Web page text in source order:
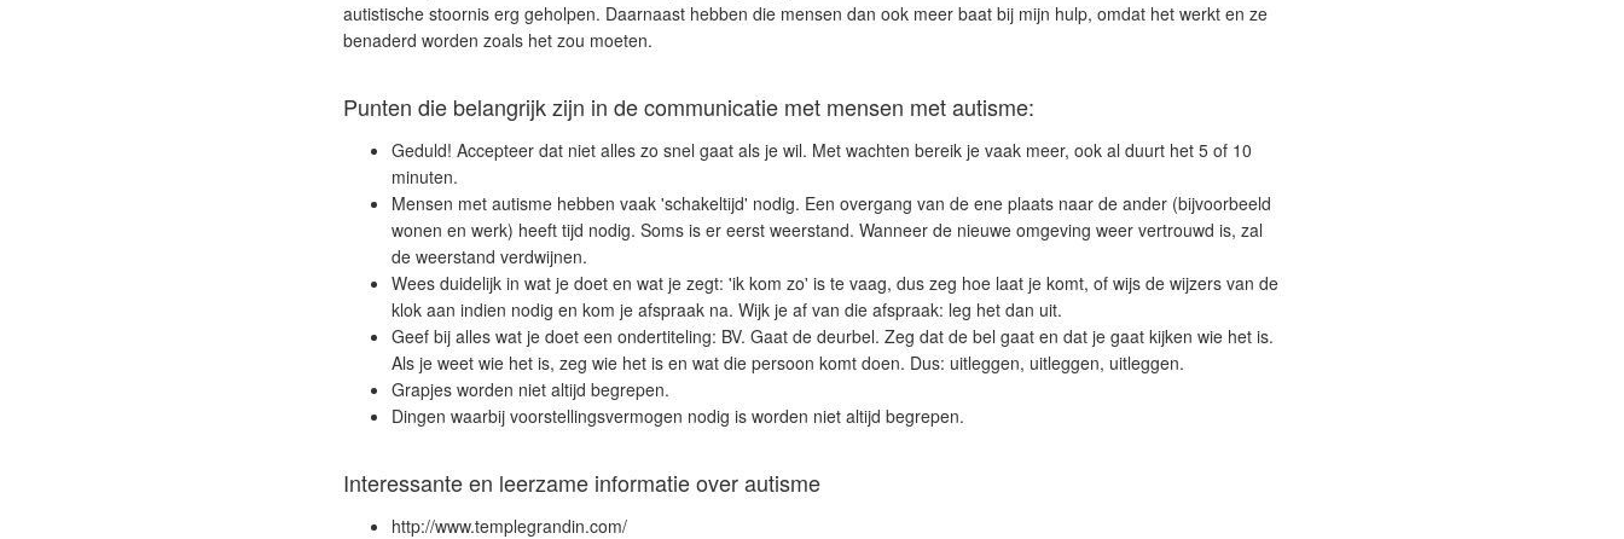
autistische stoornis erg geholpen. Daarnaast hebben die mensen dan ook meer baat bij mijn hulp, omdat het werkt en ze
benaderd worden zoals het zou moeten.
Punten die belangrijk zijn in de communicatie met mensen met autisme:
Geduld! Accepteer dat niet alles zo snel gaat als je wil. Met wachten bereik je vaak meer, ook al duurt het 5 of 10
minuten.
Mensen met autisme hebben vaak 'schakeltijd' nodig. Een overgang van de ene plaats naar de ander (bijvoorbeeld
wonen en werk) heeft tijd nodig. Soms is er eerst weerstand. Wanneer de nieuwe omgeving weer vertrouwd is, zal
de weerstand verdwijnen.
Wees duidelijk in wat je doet en wat je zegt: 'ik kom zo' is te vaag, dus zeg hoe laat je komt, of wijs de wijzers van de
klok aan indien nodig en kom je afspraak na. Wijk je af van die afspraak: leg het dan uit.
Geef bij alles wat je doet een ondertiteling: BV. Gaat de deurbel. Zeg dat de bel gaat en dat je gaat kijken wie het is.
Als je weet wie het is, zeg wie het is en wat die persoon komt doen. Dus: uitleggen, uitleggen, uitleggen.
Grapjes worden niet altijd begrepen.
Dingen waarbij voorstellingsvermogen nodig is worden niet altijd begrepen.
Interessante en leerzame informatie over autisme
http://www.templegrandin.com/